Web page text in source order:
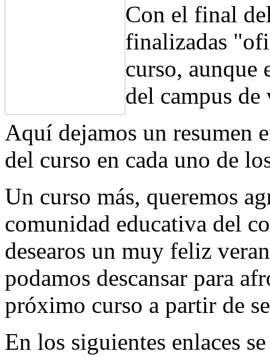
Con el final
finalizadas
curso, aunque
del campus
Aquí dejamos un resumen
del curso en cada uno de
Un curso más, queremos
comunidad educativa del
desearos un muy feliz
podamos descansar para
próximo curso a partir de
En los siguientes enlaces